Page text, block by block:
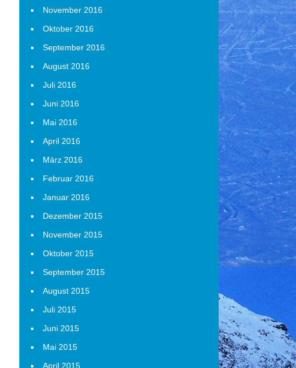
November 2016
Oktober 2016
September 2016
August 2016
Juli 2016
Juni 2016
Mai 2016
April 2016
März 2016
Februar 2016
Januar 2016
Dezember 2015
November 2015
Oktober 2015
September 2015
August 2015
Juli 2015
Juni 2015
Mai 2015
April 2015